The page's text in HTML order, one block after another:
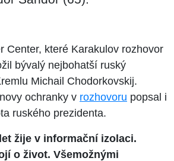
Center, které Karakulov rozhovor
bývalý nejbohatší ruský
Michail Chodorkovskij.
ochranky v rozhovoru popsal i
ruského prezidenta.
žije v informační izolaci.
o život. Všemožnými